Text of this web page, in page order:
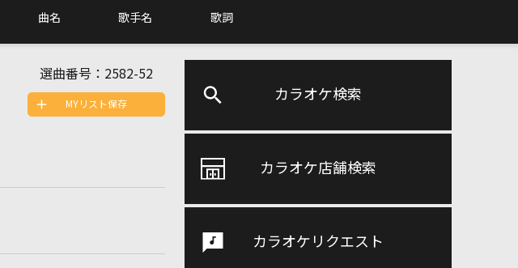
曲名 歌手名 歌詞
カラオケ検索
カラオケ店舗検索
カラオケリクエスト
選曲番号： 2582-52
MYリスト保存